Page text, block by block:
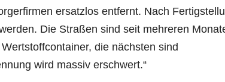
ersatzlos entfernt. Nach
Die Straßen sind seit mehreren
die nächsten sind
wird massiv erschwert.“